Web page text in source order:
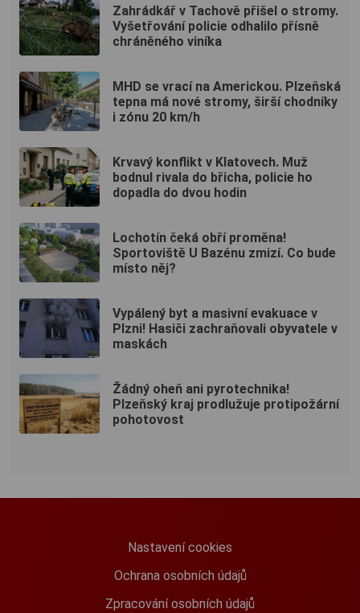
Zahrádkář v Tachově přišel o stromy.
Vyšetřování policie odhalilo přísně
chráněného viníka
MHD se vrací na Americkou. Plzeňská
tepna má nové stromy, širší chodníky
i zónu 20 km/h
Krvavý konflikt v Klatovech. Muž
bodnul rivala do břicha, policie ho
dopadla do dvou hodin
Lochotín čeká obří proměna!
Sportoviště U Bazénu zmizí. Co bude
místo něj?
Vypálený byt a masivní evakuace v
Plzni! Hasiči zachraňovali obyvatele v
maskách
Žádný oheň ani pyrotechnika!
Plzeňský kraj prodlužuje protipožární
pohotovost
Nastavení cookies
Ochrana osobních údajů
Zpracování osobních údajů